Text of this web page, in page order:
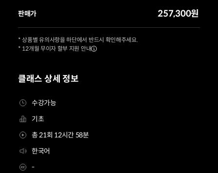
클래스 상세 정보
수강가능
기초
총 21회 12시간 58분
한국어
-
판매가 257,300원
* 상품별 유의사항을 하단에서 반드시 확인해주세요.
* 12개월 무이자 할부 지원 안내